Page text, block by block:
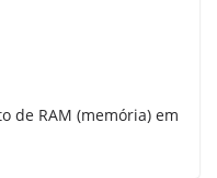
de RAM (memória) em